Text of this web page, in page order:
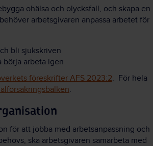
ohälsa och olycksfall, och skapa en
arbetsgivaren anpassa arbetet för
bli sjukskriven
börja arbeta igen
föreskrifter AFS 2023:2. För hela
.
för att jobba med arbetsanpassning och
ska arbetsgivaren samarbeta med